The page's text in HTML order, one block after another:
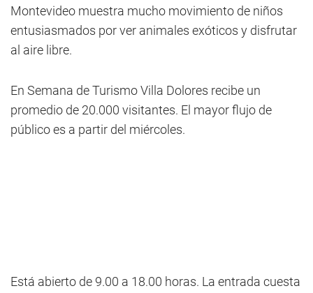
Montevideo muestra mucho movimiento de niños
entusiasmados por ver animales exóticos y disfrutar
al aire libre.
En Semana de Turismo Villa Dolores recibe un
promedio de 20.000 visitantes. El mayor flujo de
público es a partir del miércoles.
Está abierto de 9.00 a 18.00 horas. La entrada cuesta